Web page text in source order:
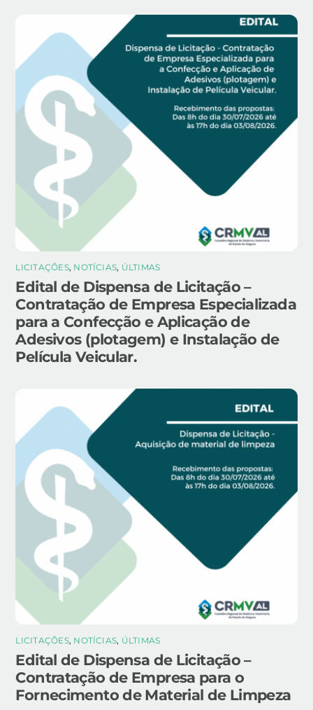
LICITAÇÕES, NOTÍCIAS, ÚLTIMAS
Edital de Dispensa de Licitação –
Contratação de Empresa Especializada
para a Confecção e Aplicação de
Adesivos (plotagem) e Instalação de
Película Veicular.
LICITAÇÕES, NOTÍCIAS, ÚLTIMAS
Edital de Dispensa de Licitação –
Contratação de Empresa para o
Fornecimento de Material de Limpeza